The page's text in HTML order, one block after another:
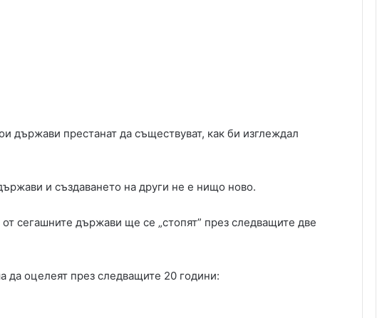
държави престанат да съществуват, как би изглеждал
и създаването на други не е нищо ново.
сегашните държави ще се „стопят” през следващите две
да оцелеят през следващите 20 години: